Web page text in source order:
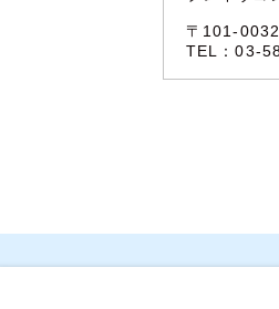
〒101-
TEL：03-